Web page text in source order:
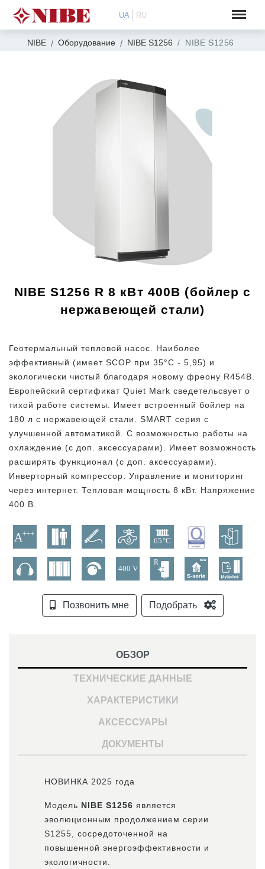
UA RU
NIBE Оборудование NIBE S1256 NIBE S1256 R 8
NIBE S1256 R 8 кВт 400В (бойлер с
нержавеющей стали)
Геотермальный тепловой насос. Наиболее
эффективный (имеет SCOP при 35°C - 5,95) и
экологически чистый благодаря новому фреону R454B.
Европейский сертификат Quiet Mark сведетельсвует о
тихой работе системы. Имеет встроенный бойлер на
180 л c нержавеющей стали. SMART серия с
улучшенной автоматикой. С возможностью работы на
охлаждение (с доп. аксессуарами). Имеет возможность
расширять функционал (с доп. аксессуарами).
Инверторный компрессор. Управление и мониторинг
через интернет. Тепловая мощность 8 кВт. Напряжение
400 В.
Позвонить мне Подобрать
ОБЗОР
ТЕХНИЧЕСКИЕ ДАННЫЕ
ХАРАКТЕРИСТИКИ
АКСЕССУАРЫ
ДОКУМЕНТЫ
НОВИНКА 2025 года
Модель NIBE S1256 является
эволюционным продолжением серии
S1255, сосредоточенной на
повышенной энергоэффективности и
экологичности.